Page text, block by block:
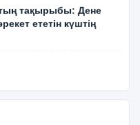
тақырыбы: Дене
ететін күштің